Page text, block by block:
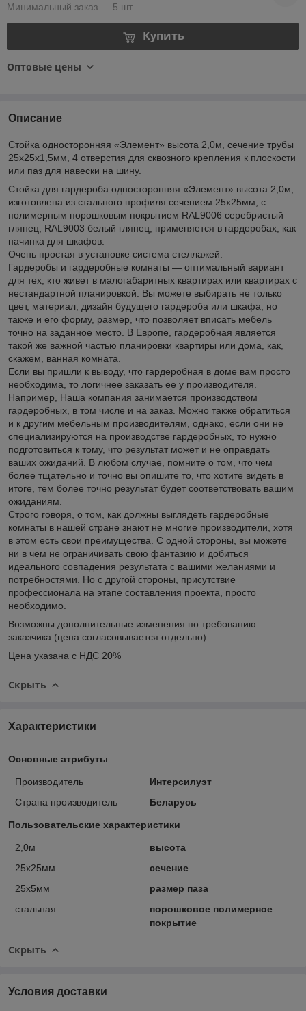
Минимальный заказ — 5 шт.
Купить
Оптовые цены
Описание
Стойка односторонняя «Элемент» высота 2,0м, сечение трубы
25х25х1,5мм, 4 отверстия для сквозного крепления к плоскости
или паз для навески на шину.
Стойка для гардероба односторонняя «Элемент» высота 2,0м,
изготовлена из стального профиля сечением 25х25мм, с
полимерным порошковым покрытием RAL9006 серебристый
глянец, RAL9003 белый глянец, применяется в гардеробах, как
начинка для шкафов.
Очень простая в установке система стеллажей.
Гардеробы и гардеробные комнаты — оптимальный вариант
для тех, кто живет в малогабаритных квартирах или квартирах с
нестандартной планировкой. Вы можете выбирать не только
цвет, материал, дизайн будущего гардероба или шкафа, но
также и его форму, размер, что позволяет вписать мебель
точно на заданное место. В Европе, гардеробная является
такой же важной частью планировки квартиры или дома, как,
скажем, ванная комната.
Если вы пришли к выводу, что гардеробная в доме вам просто
необходима, то логичнее заказать ее у производителя.
Например, Наша компания занимается производством
гардеробных, в том числе и на заказ. Можно также обратиться
и к другим мебельным производителям, однако, если они не
специализируются на производстве гардеробных, то нужно
подготовиться к тому, что результат может и не оправдать
ваших ожиданий. В любом случае, помните о том, что чем
более тщательно и точно вы опишите то, что хотите видеть в
итоге, тем более точно результат будет соответствовать вашим
ожиданиям.
Строго говоря, о том, как должны выглядеть гардеробные
комнаты в нашей стране знают не многие производители, хотя
в этом есть свои преимущества. С одной стороны, вы можете
ни в чем не ограничивать свою фантазию и добиться
идеального совпадения результата с вашими желаниями и
потребностями. Но с другой стороны, присутствие
профессионала на этапе составления проекта, просто
необходимо.
Возможны дополнительные изменения по требованию
заказчика (цена согласовывается отдельно)
Цена указана с НДС 20%
Скрыть
Характеристики
Основные атрибуты
Производитель
Интерсилуэт
Страна производитель
Беларусь
Пользовательские характеристики
2,0м
высота
25х25мм
сечение
25х5мм
размер паза
стальная
порошковое полимерное
покрытие
Скрыть
Условия доставки